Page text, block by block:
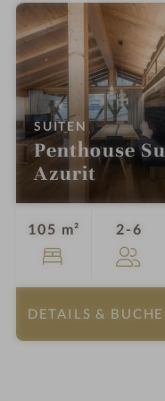
SUITEN :
Penthouse
Azurit
105 m² 2-6
DETAILS &